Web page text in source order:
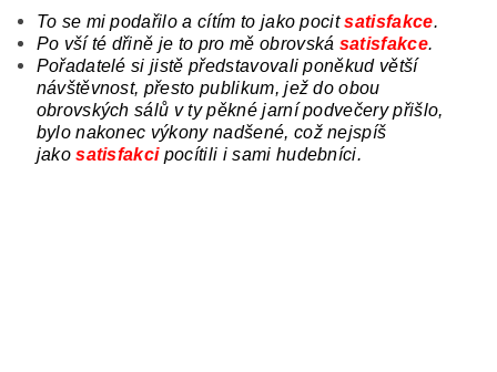
To se mi podařilo a cítím to jako pocit satisfakce.
Po vší té dřině je to pro mě obrovská satisfakce.
Pořadatelé si jistě představovali poněkud větší
návštěvnost, přesto publikum, jež do obou
obrovských sálů v ty pěkné jarní podvečery přišlo,
bylo nakonec výkony nadšené, což nejspíš
jakosatisfakci pocítili i sami hudebníci.